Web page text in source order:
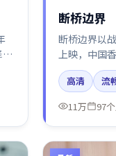
断桥边界
断桥边界以
上映，中国
菲、秦海璐
剪辑强化了情
高清
流
11万
97